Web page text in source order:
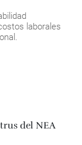
laborales